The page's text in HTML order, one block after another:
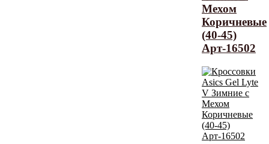
Мехом
Коричневые
(40-45)
Арт-16502